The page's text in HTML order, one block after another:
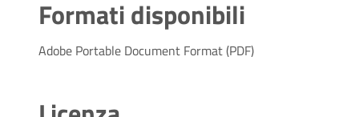
Formati disponibili
Adobe Portable Document Format (PDF)